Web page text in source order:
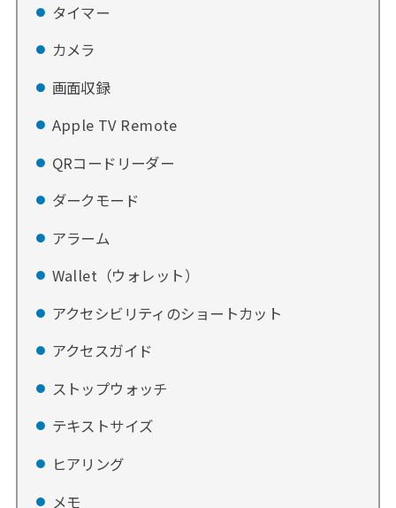
タイマー
カメラ
画面収録
Apple TV Remote
QRコードリーダー
ダークモード
アラーム
Wallet（ウォレット）
アクセシビリティのショートカット
アクセスガイド
ストップウォッチ
テキストサイズ
ヒアリング
メモ